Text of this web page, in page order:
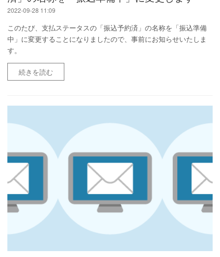
2022-09-28 11:09
このたび、支払ステータスの「振込予約済」の名称を「振込準備
中」に変更することになりましたので、事前にお知らせいたしま
す。
続きを読む